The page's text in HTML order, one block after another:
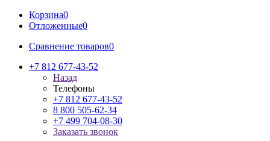
Корзина0
Отложенные0
Сравнение товаров0
+7 812 677-43-52
Назад
Телефоны
+7 812 677-43-52
8 800 505-62-34
+7 499 704-08-30
Заказать звонок